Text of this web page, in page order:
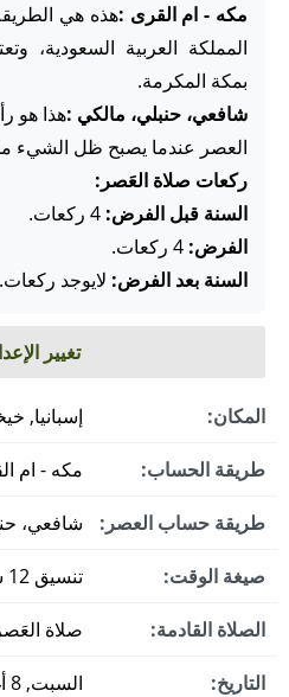
مكه - ام القرى :هذه هي
المملكة العربية السعودية،
بمكة المكرمة.
شافعي، حنبلي، مالكي :هذا هو
العصر عندما يصبح ظل الشيء
ركعات صلاة العَصر:
السنة قبل الفرض:
الفرض:
السنة بعد الفرض: لايوجد ركعات.
تغيير
المكان: إسبانيا,
طريقة الحساب: مكه - ام
طريقة حساب العصر: شافعي،
صيغة الوقت: تنسيق 12 ساعة
الصلاة القادمة: صلاة العَصر
التاريخ: السبت, 8 أغسطس 2026 ميلادي